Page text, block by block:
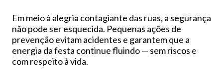
Em meio à alegria contagiante das ruas, a segurança
não pode ser esquecida. Pequenas ações de
prevenção evitam acidentes e garantem que a
energia da festa continue fluindo — sem riscos e
com respeito à vida.